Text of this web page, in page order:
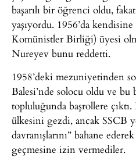
başarılı bir öğrenci oldu,
yaşıyordu. 1956’da
Komünistler Birliği) üyesi
Nureyev bunu reddetti.
1958’deki mezuniyetinden
Balesi’nde solocu oldu ve
topluluğunda başrollere
ülkesini gezdi, ancak SSCB
davranışlarını” bahane
geçmesine izin vermediler.